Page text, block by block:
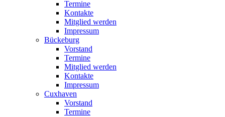
Termine
Kontakte
Mitglied werden
Impressum
Bückeburg
Vorstand
Termine
Mitglied werden
Kontakte
Impressum
Cuxhaven
Vorstand
Termine